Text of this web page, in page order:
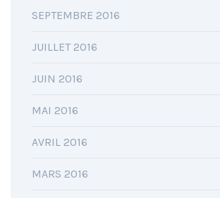
SEPTEMBRE 2016
JUILLET 2016
JUIN 2016
MAI 2016
AVRIL 2016
MARS 2016